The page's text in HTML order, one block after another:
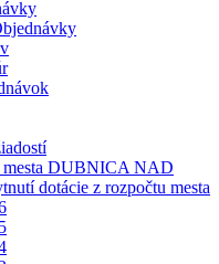
mesta DUBNICA NAD
dotácie z rozpočtu mesta